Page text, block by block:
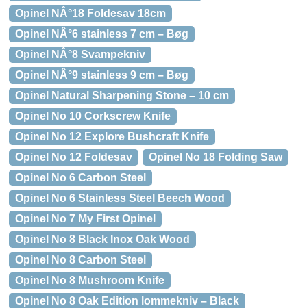
Opinel NÂ°18 Foldesav 18cm
Opinel NÂ°6 stainless 7 cm – Bøg
Opinel NÂ°8 Svampekniv
Opinel NÂ°9 stainless 9 cm – Bøg
Opinel Natural Sharpening Stone – 10 cm
Opinel No 10 Corkscrew Knife
Opinel No 12 Explore Bushcraft Knife
Opinel No 12 Foldesav
Opinel No 18 Folding Saw
Opinel No 6 Carbon Steel
Opinel No 6 Stainless Steel Beech Wood
Opinel No 7 My First Opinel
Opinel No 8 Black Inox Oak Wood
Opinel No 8 Carbon Steel
Opinel No 8 Mushroom Knife
Opinel No 8 Oak Edition lommekniv – Black